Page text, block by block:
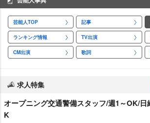
芸能人TOP 記事
ランキング情報 TV出演
CM出演 歌詞
求人特集
オープニング交通警備スタッフ/週1～OK/日
K